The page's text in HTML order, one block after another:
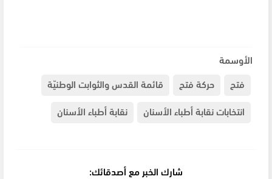
الأوسمة
فتح
حركة فتح
قائمة القدس والثوابت الوطنيّة
انتخابات نقابة أطباء الأسنان
نقابة أطباء الأسنان
شارك الخبر مع أصدقائك: